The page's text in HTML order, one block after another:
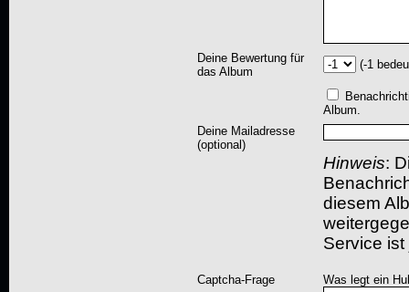
Deine Bewertung für
das Album
(-1
Album.
Deine Mailadresse
(optional)
Hinweis:
diesem
Service
Captcha-Frage Was legt ein